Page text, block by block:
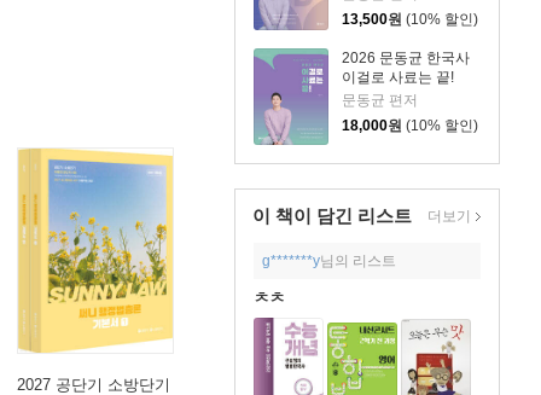
13,500원 (10% 할인)
2026 문동균 한국사
이걸로 사료는 끝!
문동균 편저
18,000원 (10% 할인)
이 책이 담긴 리스트 더보기
g*******y님의 리스트
ㅊㅊ
2027 공단기 소방단기